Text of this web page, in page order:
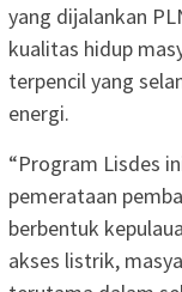
yang dijalankan
kualitas hidup
terpencil yang
energi.
“Program Lisdes
pemerataan
berbentuk
akses listrik,